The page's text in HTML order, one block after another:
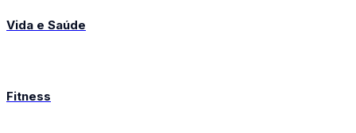
Vida e Saúde
Fitness